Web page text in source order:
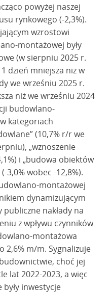
powyżej naszej
rynkowego (-2,3%).
wzrostowi
montażowej były
(w sierpniu 2025 r.
dzień mniejsza niż w
we wrześniu 2025 r.
niż we wrześniu 2024
budowlano-
kategoriach
(10,7% r/r we
„wznoszenie
i „budowa obiektów
3,0% wobec -12,8%).
montażowej
dynamizującym
nakłady na
z wpływu czynników
montażowa
2,6% m/m. Sygnalizuje
choć jej
lat 2022-2023, a więc
inwestycje